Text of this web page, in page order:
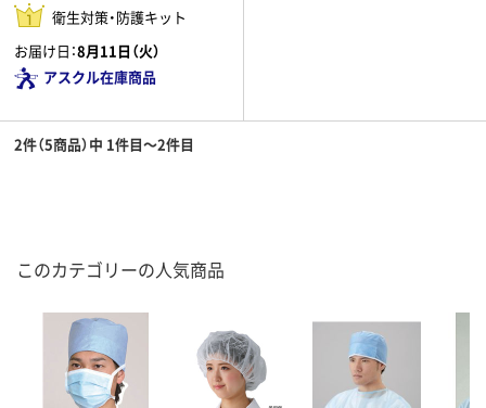
衛生対策・防護キット
お届け日：8月11日（火）
アスクル在庫商品
2件（5商品）中 1件目～2件目
このカテゴリーの人気商品